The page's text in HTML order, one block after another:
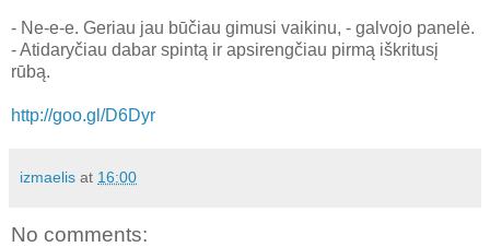
- Ne-e-e. Geriau jau būčiau gimusi vaikinu, - galvojo panelė.
- Atidaryčiau dabar spintą ir apsirengčiau pirmą iškritusį
rūbą.
http://goo.gl/D6Dyr
izmaelis at 16:00
No comments: